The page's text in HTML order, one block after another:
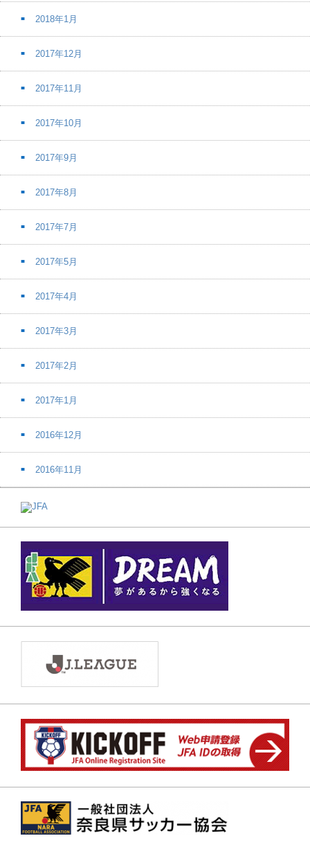
2018年1月
2017年12月
2017年11月
2017年10月
2017年9月
2017年8月
2017年7月
2017年5月
2017年4月
2017年3月
2017年2月
2017年1月
2016年12月
2016年11月